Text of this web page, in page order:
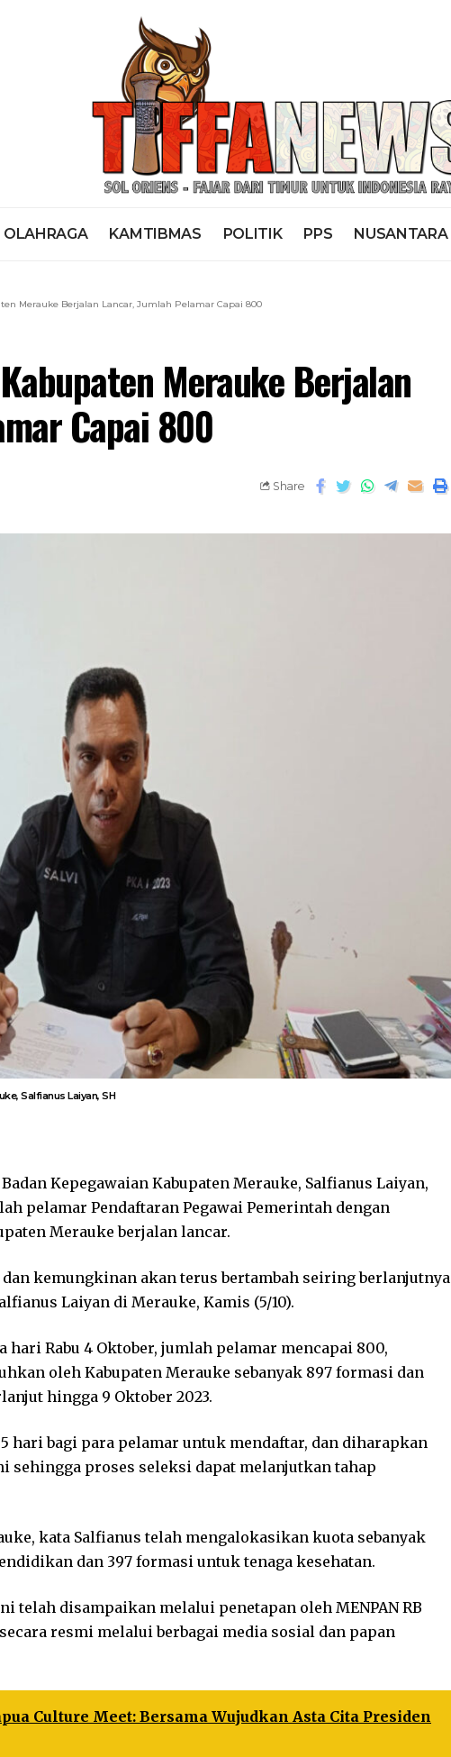
OLAHRAGA KAMTIBMAS POLITIK PPS NUSANTARA
Merauke Berjalan Lancar, Jumlah Pelamar Capai 800
Merauke Berjalan
Capai 800
Share
Salfianus Laiyan, SH
Kepegawaian Kabupaten Merauke, Salfianus Laiyan,
pelamar Pendaftaran Pegawai Pemerintah dengan
Merauke berjalan lancar.
kemungkinan akan terus bertambah seiring berlanjutnya
Laiyan di Merauke, Kamis (5/10).
hari Rabu 4 Oktober, jumlah pelamar mencapai 800,
oleh Kabupaten Merauke sebanyak 897 formasi dan
hingga 9 Oktober 2023.
hari bagi para pelamar untuk mendaftar, dan diharapkan
sehingga proses seleksi dapat melanjutkan tahap
kata Salfianus telah mengalokasikan kuota sebanyak
dan 397 formasi untuk tenaga kesehatan.
telah disampaikan melalui penetapan oleh MENPAN RB
resmi melalui berbagai media sosial dan papan
Culture Meet: Bersama Wujudkan Asta Cita Presiden